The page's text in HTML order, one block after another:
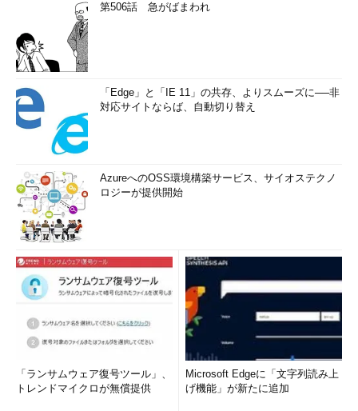
第506話 急がばまわれ
「Edge」と「IE 11」の共存、よりスムーズに──非
対応サイトならば、自動切り替え
AzureへのOSS環境構築サービス、サイオステクノ
ロジーが提供開始
「ランサムウェア復号ツール」、
トレンドマイクロが無償提供
Microsoft Edgeに「文字列読み上
げ機能」が新たに追加